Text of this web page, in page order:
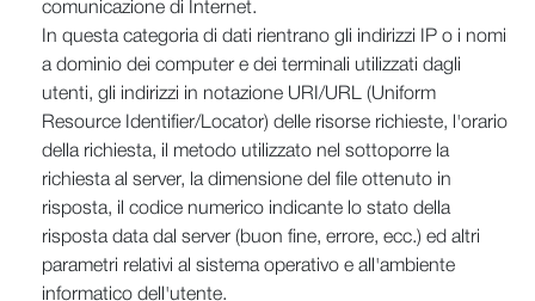
comunicazione di Internet.
In questa categoria di dati rientrano gli indirizzi IP o i nomi
a dominio dei computer e dei terminali utilizzati dagli
utenti, gli indirizzi in notazione URI/URL (Uniform
Resource Identifier/Locator) delle risorse richieste, l'orario
della richiesta, il metodo utilizzato nel sottoporre la
richiesta al server, la dimensione del file ottenuto in
risposta, il codice numerico indicante lo stato della
risposta data dal server (buon fine, errore, ecc.) ed altri
parametri relativi al sistema operativo e all'ambiente
informatico dell'utente.